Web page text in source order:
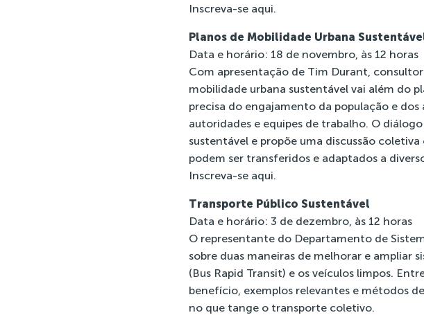
Inscreva-se aqui.
Planos de Mobilidade Urbana
Data e horário: 18 de novembro, às 12 horas
Com apresentação de Tim Durant,
mobilidade urbana sustentável vai além do
precisa do engajamento da população e
autoridades e equipes de trabalho. O
sustentável e propõe uma discussão
podem ser transferidos e adaptados a
Inscreva-se aqui.
Transporte Público Sustentável
Data e horário: 3 de dezembro, às 12 horas
O representante do Departamento de
sobre duas maneiras de melhorar e ampliar
(Bus Rapid Transit) e os veículos limpos.
benefício, exemplos relevantes e métodos
no que tange o transporte coletivo.